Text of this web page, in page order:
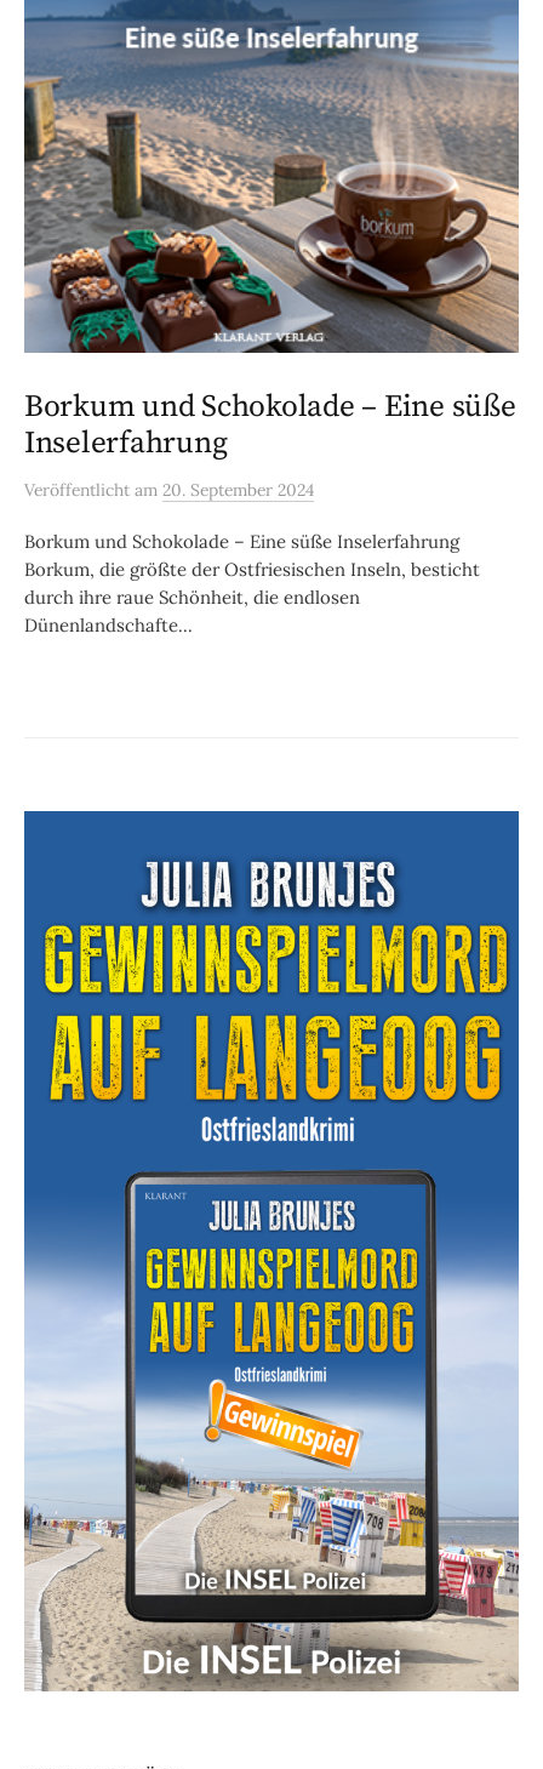
Borkum und Schokolade – Eine süße
Inselerfahrung
Veröffentlicht am 20. September 2024
Borkum und Schokolade – Eine süße Inselerfahrung
Borkum, die größte der Ostfriesischen Inseln, besticht
durch ihre raue Schönheit, die endlosen
Dünenlandschafte...